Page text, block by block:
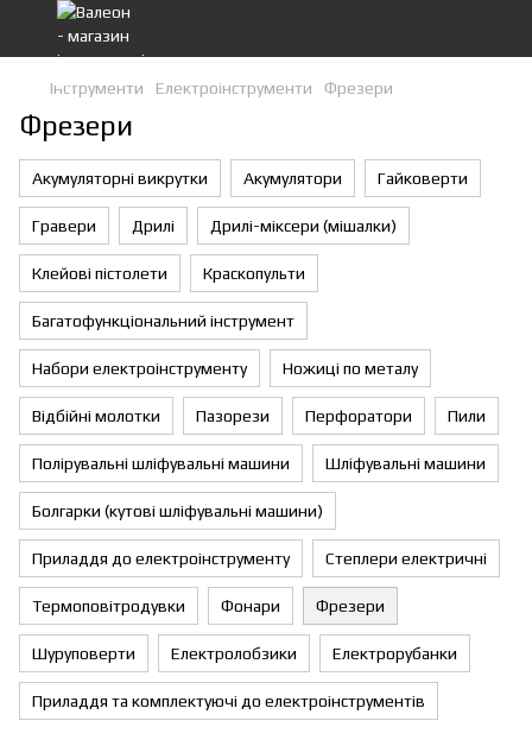
Інструменти Eлектроiнструменти Фрезери
Фрезери
Акумуляторні викрутки Акумулятори Гайковерти
Гравери Дрилі Дрилі-міксери (мішалки)
Клейові пістолети Краскопульти
Багатофункціональний інструмент
Набори електроінструменту Ножиці по металу
Відбійні молотки Пазорези Перфоратори Пили
Полірувальні шліфувальні машини Шліфувальні машини
Болгарки (кутові шліфувальні машини)
Приладдя до електроінструменту Степлери електричні
Термоповітродувки Фонари Фрезери
Шуруповерти Електролобзики Електрорубанки
Приладдя та комплектуючі до електроінструментів